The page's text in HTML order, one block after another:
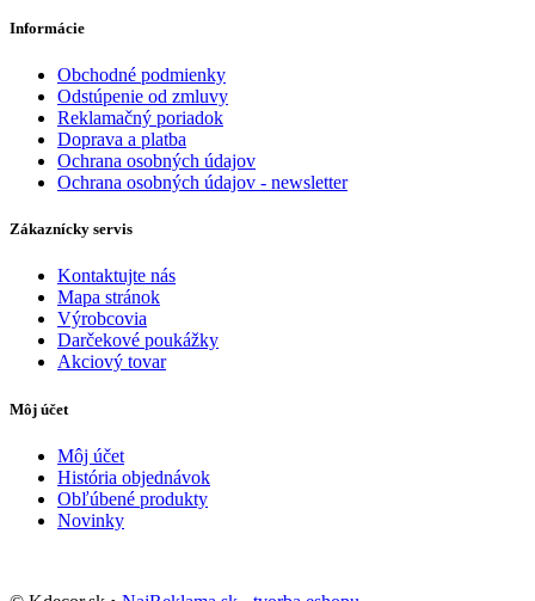
Informácie
Obchodné podmienky
Odstúpenie od zmluvy
Reklamačný poriadok
Doprava a platba
Ochrana osobných údajov
Ochrana osobných údajov - newsletter
Zákaznícky servis
Kontaktujte nás
Mapa stránok
Výrobcovia
Darčekové poukážky
Akciový tovar
Môj účet
Môj účet
História objednávok
Obľúbené produkty
Novinky